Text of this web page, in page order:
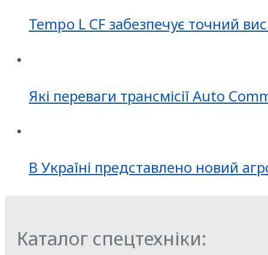
Tempo L CF забезпечує точний
Які переваги трансмісії Auto
В Україні представлено новий
Каталог спецтехніки: